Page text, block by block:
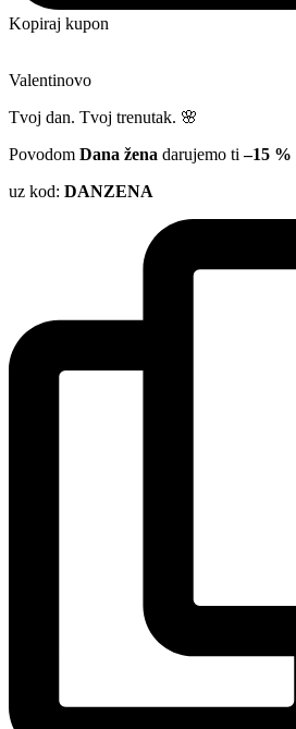
Kopiraj kupon
Valentinovo
Tvoj dan. Tvoj trenutak. 🌸
Povodom Dana žena darujemo ti–15 %
uz kod: DANZENA